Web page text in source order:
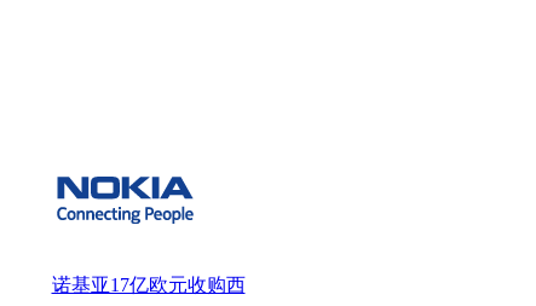
诺基亚17亿欧元收购西